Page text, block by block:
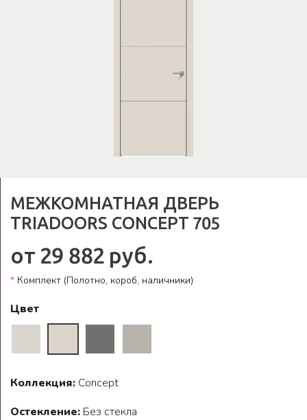
МЕЖКОМНАТНАЯ ДВЕРЬ
TRIADOORS CONCEPT 705
от 29 882 руб.
* Комплект (Полотно, короб, наличники)
Цвет
Коллекция: Concept
Остекление: Без стекла